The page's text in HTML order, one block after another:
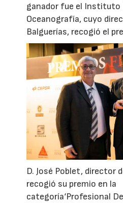
ganador fue el Instituto
Oceanografía, cuyo
Balguerías, recogió el
D. José Poblet, director
recogió su premio en la
categoría‘Profesional